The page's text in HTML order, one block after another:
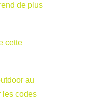
de plus
cette
au
les codes